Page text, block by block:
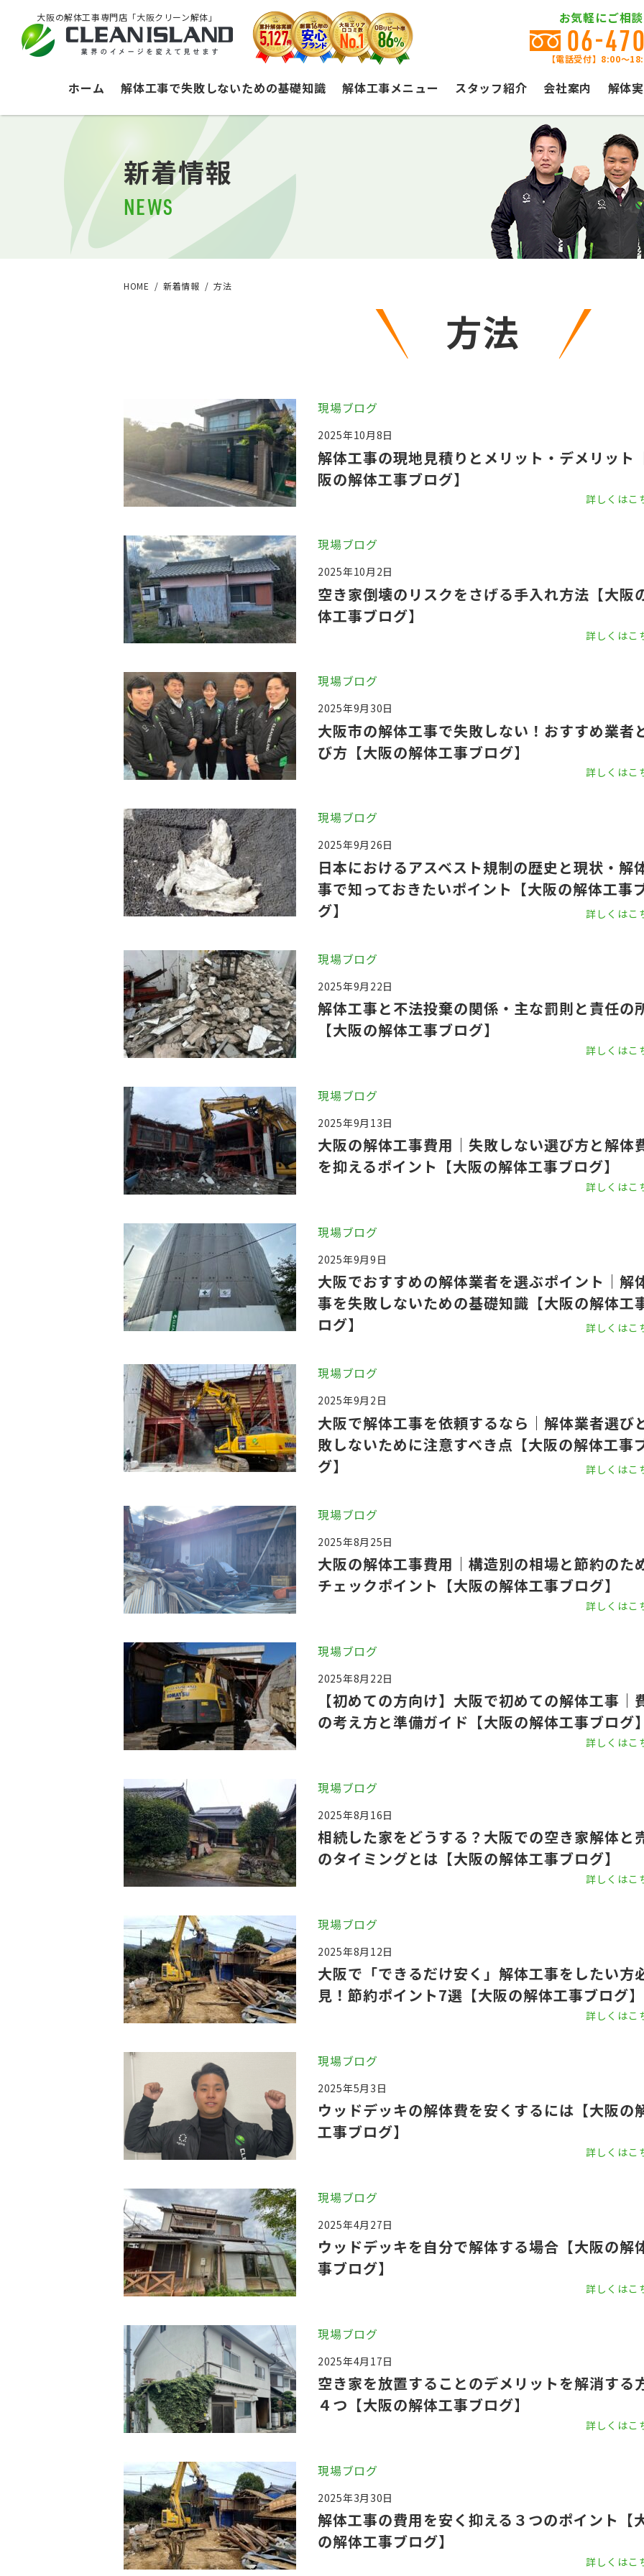
大阪の解体工事専門店「大阪クリーン解体」 お気軽にご相
06-
【電話受付】8:00〜
ホーム 解体工事で失敗しないための基礎知識 解体工事メニュー スタッフ紹介 会社案内 解体
新着情報
NEWS
HOME 新着情報 方法
方法
現場ブログ
2025年10月8日
解体工事の現地見積りとメリット・デメリット
阪の解体工事ブログ】
詳しくはこ
現場ブログ
2025年10月2日
空き家倒壊のリスクをさげる手入れ方法【大阪
体工事ブログ】
詳しくはこ
現場ブログ
2025年9月30日
大阪市の解体工事で失敗しない！おすすめ業者
び方【大阪の解体工事ブログ】
詳しくはこ
現場ブログ
2025年9月26日
日本におけるアスベスト規制の歴史と現状・解
事で知っておきたいポイント【大阪の解体工事
グ】
詳しくはこ
現場ブログ
2025年9月22日
解体工事と不法投棄の関係・主な罰則と責任の
【大阪の解体工事ブログ】
詳しくはこ
現場ブログ
2025年9月13日
大阪の解体工事費用｜失敗しない選び方と解体
を抑えるポイント【大阪の解体工事ブログ】
詳しくはこ
現場ブログ
2025年9月9日
大阪でおすすめの解体業者を選ぶポイント｜解
事を失敗しないための基礎知識【大阪の解体工
ログ】
詳しくはこ
現場ブログ
2025年9月2日
大阪で解体工事を依頼するなら｜解体業者選び
敗しないために注意すべき点【大阪の解体工事
グ】
詳しくはこ
現場ブログ
2025年8月25日
大阪の解体工事費用｜構造別の相場と節約のた
チェックポイント【大阪の解体工事ブログ】
詳しくはこ
現場ブログ
2025年8月22日
【初めての方向け】大阪で初めての解体工事｜
の考え方と準備ガイド【大阪の解体工事ブログ】
詳しくはこ
現場ブログ
2025年8月16日
相続した家をどうする？大阪での空き家解体と
のタイミングとは【大阪の解体工事ブログ】
詳しくはこ
現場ブログ
2025年8月12日
大阪で「できるだけ安く」解体工事をしたい方
見！節約ポイント7選【大阪の解体工事ブログ】
詳しくはこ
現場ブログ
2025年5月3日
ウッドデッキの解体費を安くするには【大阪の
工事ブログ】
詳しくはこ
現場ブログ
2025年4月27日
ウッドデッキを自分で解体する場合【大阪の解
事ブログ】
詳しくはこ
現場ブログ
2025年4月17日
空き家を放置することのデメリットを解消する
４つ【大阪の解体工事ブログ】
詳しくはこ
現場ブログ
2025年3月30日
解体工事の費用を安く抑える３つのポイント【
の解体工事ブログ】
詳しくはこ